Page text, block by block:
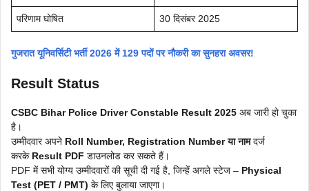
परिणाम घोषित 30 दिसंबर 2025
गुजरात यूनिवर्सिटी भर्ती 2026 में 129 पदों पर नौकरी का सुनहरा अवसर!
Result Status
CSBC Bihar Police Driver Constable Result 2025 अब जारी हो चुका
है।
उम्मीदवार अपने Roll Number, Registration Number या नामदर्ज
करके Result PDF डाउनलोड कर सकते हैं।
PDF में सभी योग्य उम्मीदवारों की सूची दी गई है, जिन्हें अगले स्टेज – Physical
Test (PET / PMT) के लिए बुलाया जाएगा।